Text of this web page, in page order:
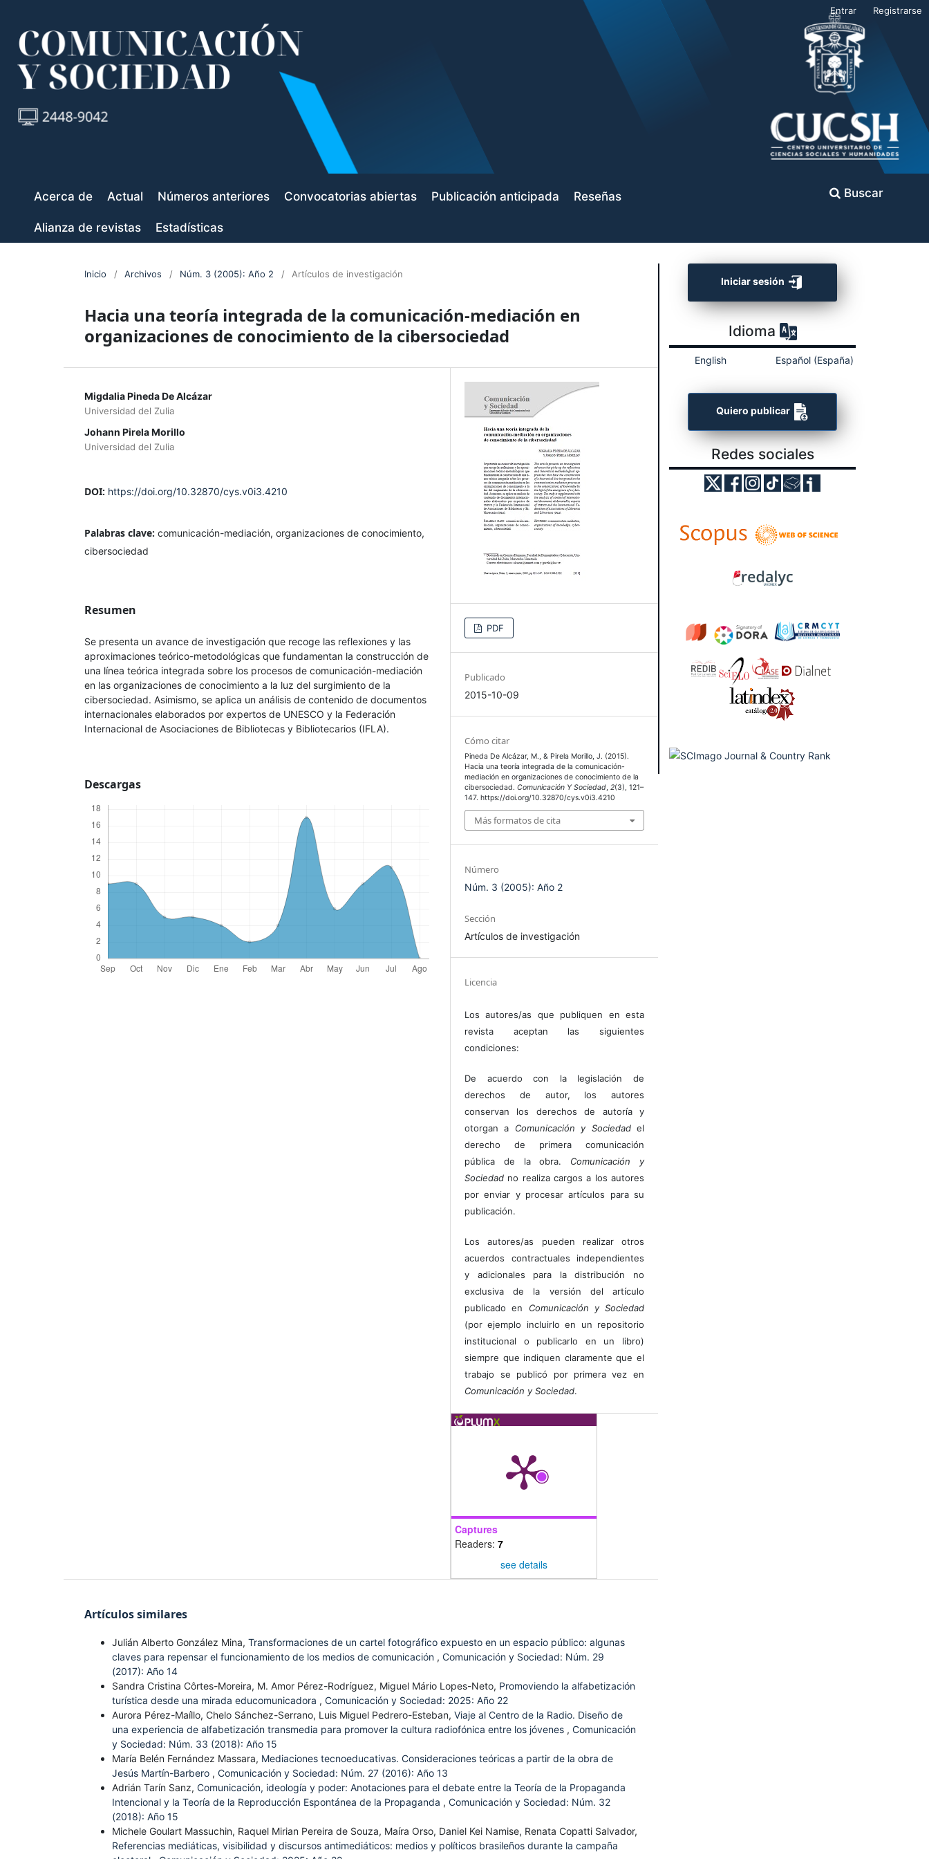
Acerca de Actual Números anteriores Convocatorias abiertas Publicación anticipada Reseñas
Alianza de revistas Estadísticas
Buscar
Entrar Registrarse
Inicio / Archivos / Núm. 3 (2005): Año 2 / Artículos de investigación
Hacia una teoría integrada de la comunicación-mediación en
organizaciones de conocimiento de la cibersociedad
Migdalia Pineda De Alcázar
Universidad del Zulia
Johann Pirela Morillo
Universidad del Zulia
DOI: https://doi.org/10.32870/cys.v0i3.4210
Palabras clave: comunicación-mediación, organizaciones de conocimiento,
cibersociedad
Resumen
Se presenta un avance de investigación que recoge las reflexiones y las
aproximaciones teórico-metodológicas que fundamentan la construcción de
una línea teórica integrada sobre los procesos de comunicación-mediación
en las organizaciones de conocimiento a la luz del surgimiento de la
cibersociedad. Asimismo, se aplica un análisis de contenido de documentos
internacionales elaborados por expertos de UNESCO y la Federación
Internacional de Asociaciones de Bibliotecas y Bibliotecarios (IFLA).
Descargas
PDF
Publicado
2015-10-09
Cómo citar
Pineda De Alcázar, M., & Pirela Morillo, J. (2015).
Hacia una teoría integrada de la comunicación-
mediación en organizaciones de conocimiento de la
cibersociedad.Comunicación Y Sociedad,2(3), 121–
147. https://doi.org/10.32870/cys.v0i3.4210
Más formatos de cita
Número
Núm. 3 (2005): Año 2
Sección
Artículos de investigación
Licencia
Los autores/as que publiquen en esta
revista aceptan las siguientes
condiciones:
De acuerdo con la legislación de
derechos de autor, los autores
conservan los derechos de autoría y
otorgan a Comunicación y Sociedadel
derecho de primera comunicación
pública de la obra. Comunicación y
Sociedad no realiza cargos a los autores
por enviar y procesar artículos para su
publicación.
Los autores/as pueden realizar otros
acuerdos contractuales independientes
y adicionales para la distribución no
exclusiva de la versión del artículo
publicado en Comunicación y Sociedad
(por ejemplo incluirlo en un repositorio
institucional o publicarlo en un libro)
siempre que indiquen claramente que el
trabajo se publicó por primera vez en
Comunicación y Sociedad.
Captures
Readers: 7
see details
Artículos similares
Julián Alberto González Mina, Transformaciones de un cartel fotográfico expuesto en un espacio público: algunas
claves para repensar el funcionamiento de los medios de comunicación , Comunicación y Sociedad: Núm. 29
(2017): Año 14
Sandra Cristina Côrtes-Moreira, M. Amor Pérez-Rodríguez, Miguel Mário Lopes-Neto, Promoviendo la alfabetización
turística desde una mirada educomunicadora , Comunicación y Sociedad: 2025: Año 22
Aurora Pérez-Maíllo, Chelo Sánchez-Serrano, Luis Miguel Pedrero-Esteban, Viaje al Centro de la Radio. Diseño de
una experiencia de alfabetización transmedia para promover la cultura radiofónica entre los jóvenes , Comunicación
y Sociedad: Núm. 33 (2018): Año 15
María Belén Fernández Massara, Mediaciones tecnoeducativas. Consideraciones teóricas a partir de la obra de
Jesús Martín-Barbero , Comunicación y Sociedad: Núm. 27 (2016): Año 13
Adrián Tarín Sanz, Comunicación, ideología y poder: Anotaciones para el debate entre la Teoría de la Propaganda
Intencional y la Teoría de la Reproducción Espontánea de la Propaganda , Comunicación y Sociedad: Núm. 32
(2018): Año 15
Michele Goulart Massuchin, Raquel Mirian Pereira de Souza, Maíra Orso, Daniel Kei Namise, Renata Copatti Salvador,
Referencias mediáticas, visibilidad y discursos antimediáticos: medios y políticos brasileños durante la campaña
Iniciar sesión
Idioma
English Español (España)
Quiero publicar
Redes sociales